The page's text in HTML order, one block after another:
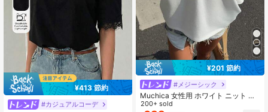
¥413 節約
#カジュアルコーデ
¥201 節約
#メジーシック
Muchica 女性用 ホワイト ニット ル
ーズフィット 一方肩 半袖Tシャツ
200+ sold